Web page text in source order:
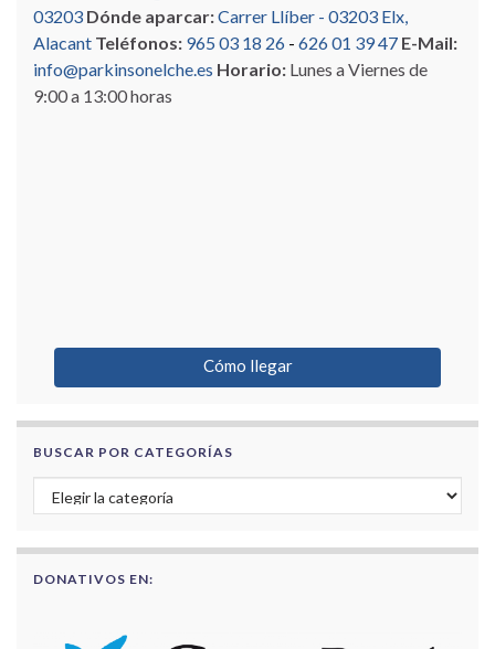
03203 Dónde aparcar:Carrer Llíber - 03203 Elx,
Alacant Teléfonos: 965 03 18 26 - 626 01 39 47 E-Mail:
info@parkinsonelche.es Horario: Lunes a Viernes de
9:00 a 13:00 horas
Cómo llegar
BUSCAR POR CATEGORÍAS
Buscar por categorías
DONATIVOS EN: